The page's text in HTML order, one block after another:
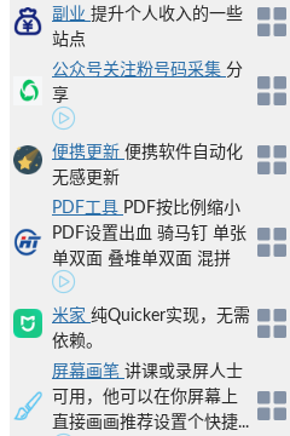
副业 提升个人收入的一些
站点
公众号关注粉号码采集 分
享
便携更新 便携软件自动化
无感更新
PDF工具 PDF按比例缩小
PDF设置出血 骑马钉 单张
单双面 叠堆单双面 混拼
米家 纯Quicker实现，无需
依赖。
屏幕画笔 讲课或录屏人士
可用，他可以在你屏幕上
直接画画推荐设置个快捷...